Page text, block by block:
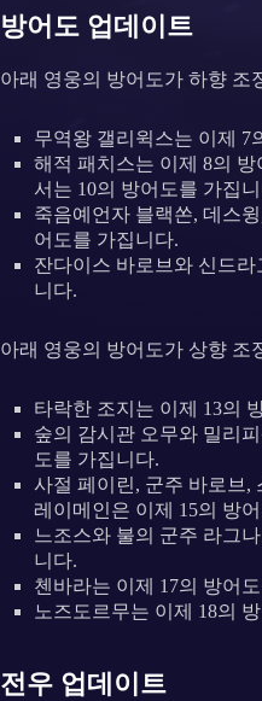
방어도 업데이트
아래 영웅의 방어도가 하향 조
무역왕 갤리윅스는 이제 7
해적 패치스는 이제 8의
서는 10의 방어도를 가집
죽음예언자 블랙쏜, 데스
어도를 가집니다.
잔다이스 바로브와 신드
니다.
아래 영웅의 방어도가 상향 조
타락한 조지는 이제 13의
숲의 감시관 오무와 밀리
도를 가집니다.
사절 페이린, 군주 바로브,
레이메인은 이제 15의 방
느조스와 불의 군주 라그
니다.
첸바라는 이제 17의 방어
노즈도르무는 이제 18의
전우 업데이트